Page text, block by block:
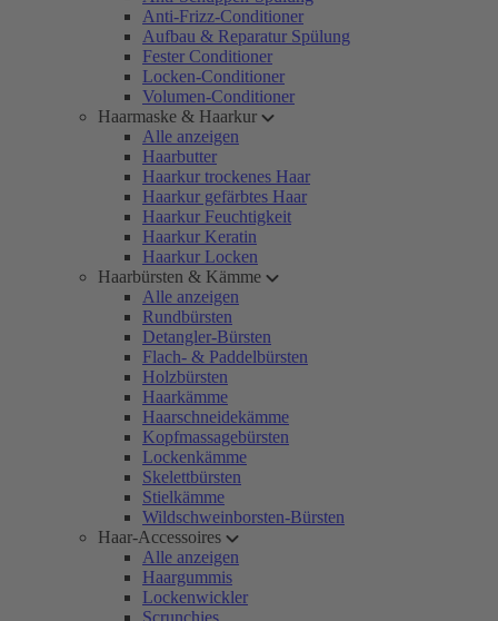
Anti-Frizz-Conditioner
Aufbau & Reparatur Spülung
Fester Conditioner
Locken-Conditioner
Volumen-Conditioner
Haarmaske & Haarkur
Alle anzeigen
Haarbutter
Haarkur trockenes Haar
Haarkur gefärbtes Haar
Haarkur Feuchtigkeit
Haarkur Keratin
Haarkur Locken
Haarbürsten & Kämme
Alle anzeigen
Rundbürsten
Detangler-Bürsten
Flach- & Paddelbürsten
Holzbürsten
Haarkämme
Haarschneidekämme
Kopfmassagebürsten
Lockenkämme
Skelettbürsten
Stielkämme
Wildschweinborsten-Bürsten
Haar-Accessoires
Alle anzeigen
Haargummis
Lockenwickler
Scrunchies